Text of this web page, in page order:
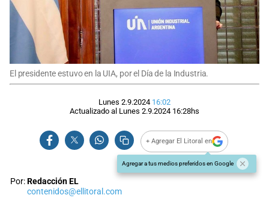
El presidente estuvo en la UIA, por el Día de la Industria.
Lunes 2.9.2024 16:02
Actualizado al Lunes 2.9.2024 16:28hs
+ Agregar El Litoral en
Agregar a tus medios preferidos en Google
Por:Redacción EL
contenidos@ellitoral.com